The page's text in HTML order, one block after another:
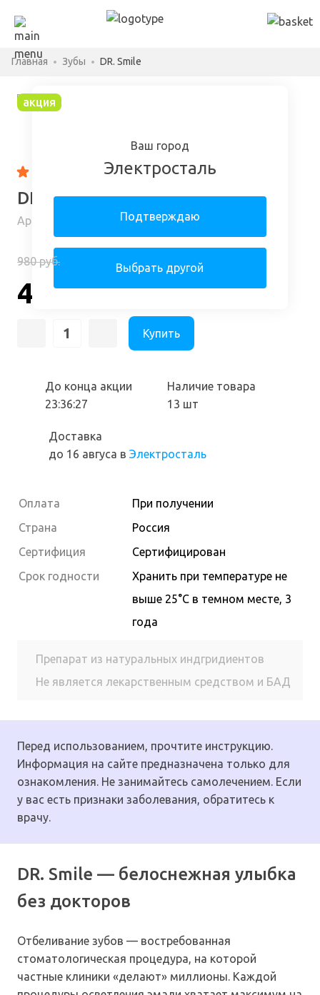
Ваш город
Электросталь
Подтверждаю
Выбрать другой
Главная Зубы DR. Smile
акция
4.74 95 отзывов
DR. Smile в Электростали
Арт: 37377320-12-24113-m
980 руб.
490 руб.
Купить
До конца акции
23:36:27
Наличие товара
13 шт
Доставка
до 16 авгуса в Электросталь
Оплата
При получении
Страна
Россия
Сертифиция
Сертифицирован
Cрок годности
Хранить при температуре не
выше 25°С в темном месте, 3
года
Препарат из натуральных индгридиентов
Не является лекарственным средством и БАД
Перед использованием, прочтите инструкцию.
Информация на сайте предназначена только для
ознакомления. Не занимайтесь самолечением. Если
у вас есть признаки заболевания, обратитесь к
врачу.
DR. Smile — белоснежная улыбка
без докторов
Отбеливание зубов — востребованная
стоматологическая процедура, на которой
частные клиники «делают» миллионы. Каждой